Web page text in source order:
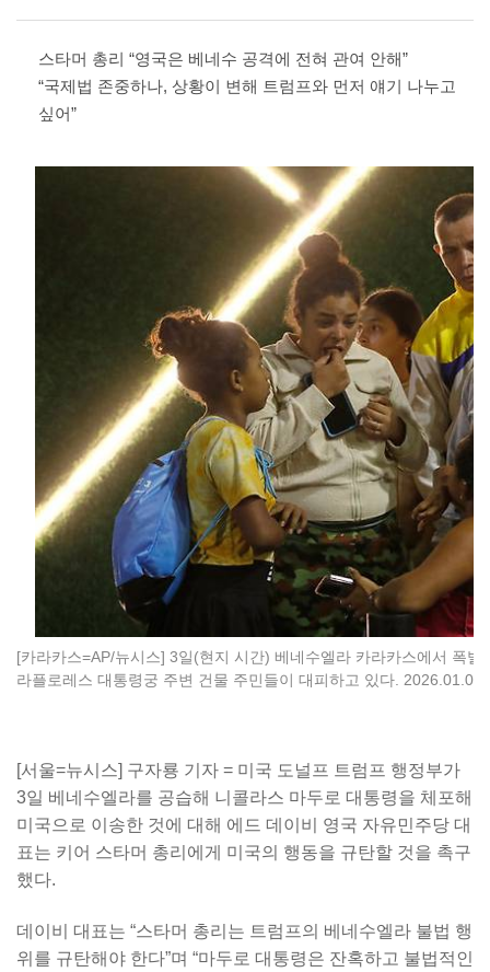
스타머 총리 “영국은 베네수 공격에 전혀 관여 안해”
“국제법 존중하나, 상황이 변해 트럼프와 먼저 얘기 나누고
싶어”
[카라카스=AP/뉴시스] 3일(현지 시간) 베네수엘라 카라카스에서 폭
라플로레스 대통령궁 주변 건물 주민들이 대피하고 있다. 2026.01.03.
[서울=뉴시스] 구자룡 기자 = 미국 도널프 트럼프 행정부가
3일 베네수엘라를 공습해 니콜라스 마두로 대통령을 체포해
미국으로 이송한 것에 대해 에드 데이비 영국 자유민주당 대
표는 키어 스타머 총리에게 미국의 행동을 규탄할 것을 촉구
했다.
데이비 대표는 “스타머 총리는 트럼프의 베네수엘라 불법 행
위를 규탄해야 한다”며 “마두로 대통령은 잔혹하고 불법적인